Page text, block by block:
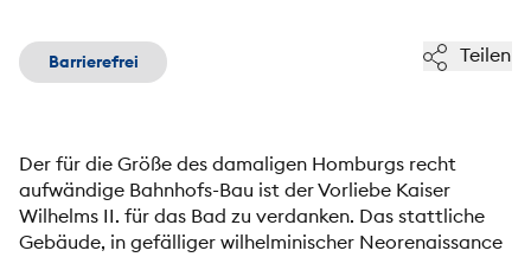
Barrierefrei Teilen
Der für die Größe des damaligen Homburgs recht
aufwändige Bahnhofs-Bau ist der Vorliebe Kaiser
Wilhelms II. für das Bad zu verdanken. Das stattliche
Gebäude, in gefälliger wilhelminischer Neorenaissance